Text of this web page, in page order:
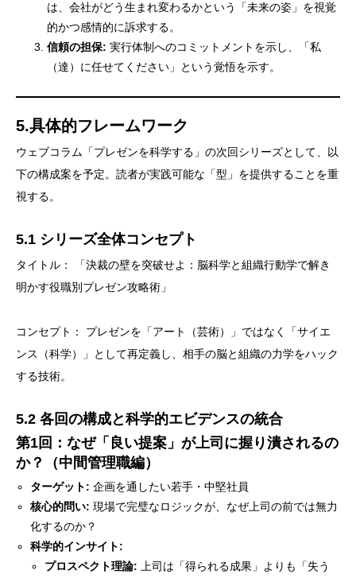
は、会社がどう生まれ変わるかという「未来の姿」を視覚
的かつ感情的に訴求する。
信頼の担保: 実行体制へのコミットメントを示し、「私
（達）に任せてください」という覚悟を示す。
5.具体的フレームワーク
ウェブコラム「プレゼンを科学する」の次回シリーズとして、以
下の構成案を予定。読者が実践可能な「型」を提供することを重
視する。
5.1 シリーズ全体コンセプト
タイトル： 「決裁の壁を突破せよ：脳科学と組織行動学で解き
明かす役職別プレゼン攻略術」
コンセプト： プレゼンを「アート（芸術）」ではなく「サイエ
ンス（科学）」として再定義し、相手の脳と組織の力学をハック
する技術。
5.2 各回の構成と科学的エビデンスの統合
第1回：なぜ「良い提案」が上司に握り潰されるの
か？（中間管理職編）
ターゲット: 企画を通したい若手・中堅社員
核心的問い: 現場で完璧なロジックが、なぜ上司の前では無力
化するのか？
科学的インサイト:
プロスペクト理論: 上司は「得られる成果」よりも「失う